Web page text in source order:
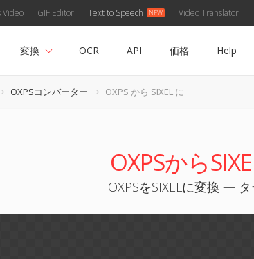
Video GIF Editor Text to Speech Video Translator
変換 OCR API 価格 Help
OXPSコンバーター OXPS から SIXEL に
OXPSから
OXPSをSIXELに変換 —